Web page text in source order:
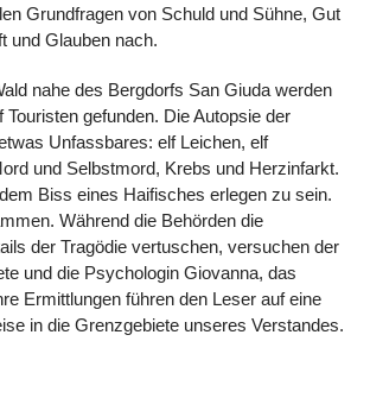
Grundfragen von Schuld und Sühne, Gut
und Glauben nach.
nahe des Bergdorfs San Giuda werden
Touristen gefunden. Die Autopsie der
Unfassbares: elf Leichen, elf
und Selbstmord, Krebs und Herzinfarkt.
Biss eines Haifisches erlegen zu sein.
Während die Behörden die
der Tragödie vertuschen, versuchen der
und die Psychologin Giovanna, das
Ermittlungen führen den Leser auf eine
in die Grenzgebiete unseres Verstandes.